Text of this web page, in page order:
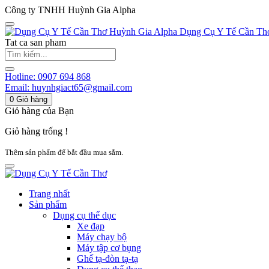
Công ty TNHH Huỳnh Gia Alpha
Huỳnh Gia Alpha Dụng Cụ Y Tế Cần
Tat ca san pham
Hotline: 0907 694 868
Email: huynhgiact65@gmail.com
0 Giỏ hàng
Giỏ hàng của Bạn
Giỏ hàng trống !
Thêm sản phẩm để bắt đầu mua sắm.
Trang nhất
Sản phẩm
Dụng cụ thể dục
Xe đạp
Máy chạy bộ
Máy tập cơ bụng
Ghế tạ-đòn tạ-tạ